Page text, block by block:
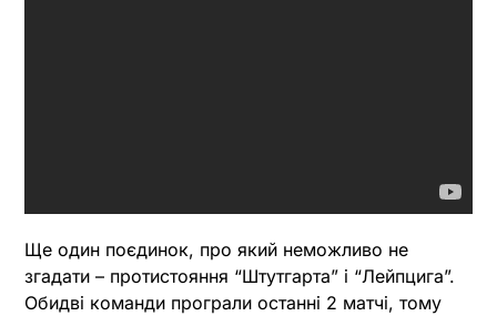
Ще один поєдинок, про який неможливо не
згадати – протистояння “Штутгарта” і “Лейпцига”.
Обидві команди програли останні 2 матчі, тому